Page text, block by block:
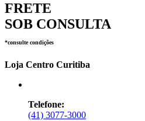
FRETE
SOB CONSULTA
*consulte condições
Loja Centro Curitiba
Telefone:
(41) 3077-3000